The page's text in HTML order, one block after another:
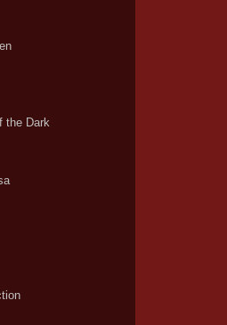
the Dark